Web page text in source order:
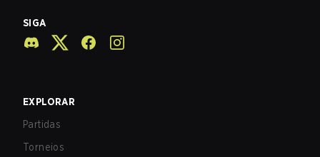
SIGA
EXPLORAR
Partidas
Torneios